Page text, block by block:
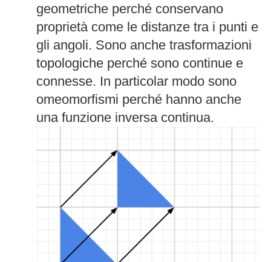
geometriche perché conservano
proprietà come le distanze tra i punti e
gli angoli. Sono anche trasformazioni
topologiche perché sono continue e
connesse. In particolar modo sono
omeomorfismi perché hanno anche
una funzione inversa continua.